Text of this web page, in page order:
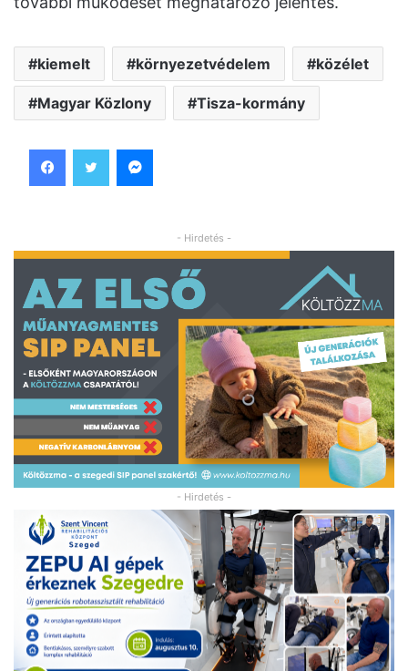
kiemelt környezetvédelem közélet
Magyar Közlony Tisza-kormány
- Hirdetés -
- Hirdetés -